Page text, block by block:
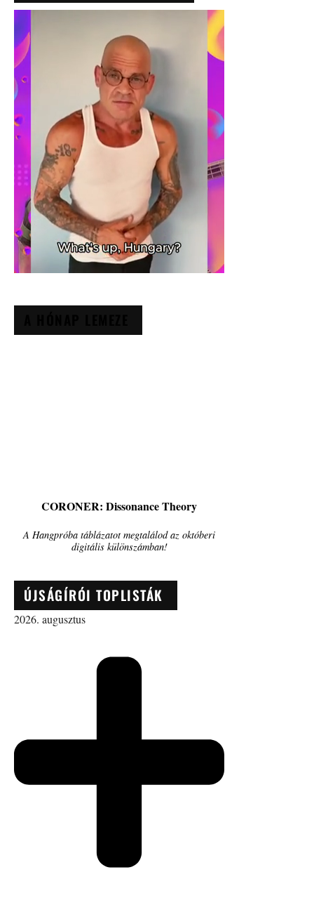
CORONER: Dissonance Theory
A Hangpróba táblázatot megtalálod az októberi
digitális különszámban!
ÚJSÁGÍRÓI TOPLISTÁK
2026. augusztus